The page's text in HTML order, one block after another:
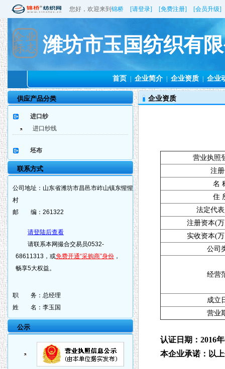
您好，欢迎来到 锦桥 [请登录] [免费注册] [会员升级]
潍坊市玉国纺织有
首页 企业简介 企业资质 企业
供应产品分类
进口纱
进口纱线
坯布
联系方式
公司地址： 山东省潍坊市昌邑市岞山镇东惺惺
村
邮 编： 261322
请登陆后查看
请联系本网撮合交易员0532-
68611313，或免费开通“采购商”身份 ，
畅享5大权益。
职 务： 总经理
姓 名： 李玉国
公示
企业资质
营业执照
注
名
住
法定代
注册资本(
实收资本(
公司
经营
成立
营业
认证日期：2016
本企业承诺：以